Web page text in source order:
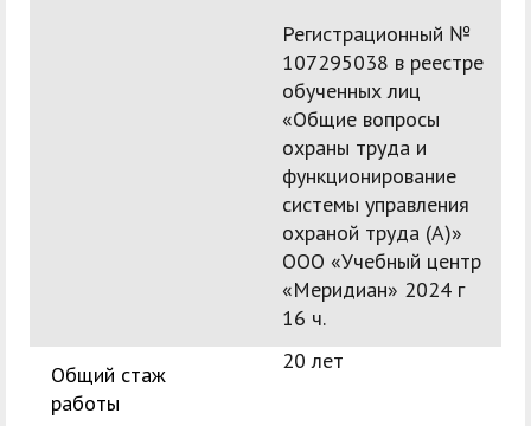
Регистрационный №
107295038 в реестре
обученных лиц
«Общие вопросы
охраны труда и
функционирование
системы управления
охраной труда (А)»
ООО «Учебный центр
«Меридиан» 2024 г
16 ч.
Общий стаж
работы
20 лет